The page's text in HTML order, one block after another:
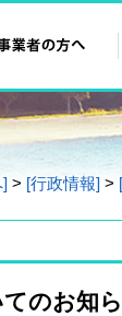
> [行政情報] >
のお知